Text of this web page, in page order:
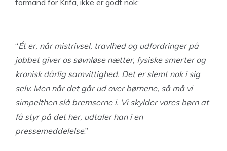
formand for Krifa, ikke er godt nok:
“Ét er, når mistrivsel, travlhed og udfordringer på
jobbet giver os søvnløse nætter, fysiske smerter og
kronisk dårlig samvittighed. Det er slemt nok i sig
selv. Men når det går ud over børnene, så må vi
simpelthen slå bremserne i. Vi skylder vores børn at
få styr på det her, udtaler han i en
pressemeddelelse.”